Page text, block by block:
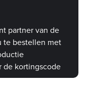
partner van de
te bestellen met
de kortingscode